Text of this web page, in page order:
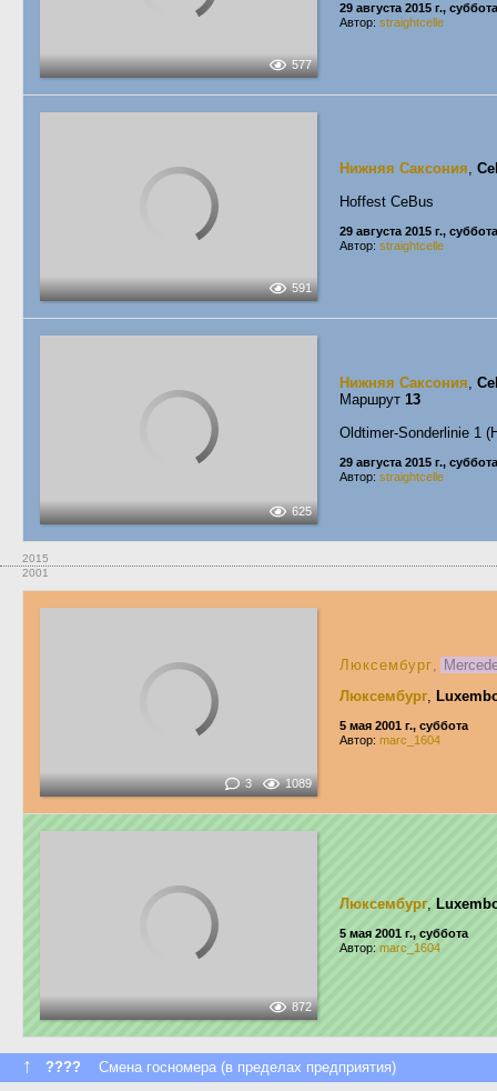
577
29 августа 2015 г., суббота
Автор: straightcelle
591
Нижняя Саксония,
Hoffest CeBus
29 августа 2015 г., суббота
Автор: straightcelle
625
Нижняя Саксония,
Маршрут 13
Oldtimer-Sonderlinie 1
29 августа 2015 г., суббота
Автор: straightcelle
2015
2001
3 1089
Люксембург,
Люксембург,
5 мая 2001 г., суббота
Автор: marc_1604
872
Люксембург,
5 мая 2001 г., суббота
Автор: marc_1604
↑ ???? Смена госномера (в пределах предприятия)